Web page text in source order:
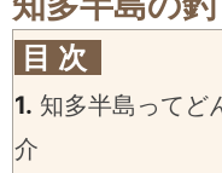
目 次
1. 知多半島ってど
介